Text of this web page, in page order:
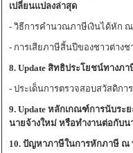
เปลี่ยนแปลงล่าสุด
- วิธีการคำนวณภาษีเงินได้หัก
- การเสียภาษีสิ้นปีของชาวต่างช
8. Update สิทธิประโยชน์ทางภ
- ประเด็นการตรวจสอบสวัสดิก
9. Update หลักเกณฑ์การนับระ
นายจ้างใหม่ หรือทำงานต่อกับน
10. ปัญหาภาษีในการหักภาษี ณ